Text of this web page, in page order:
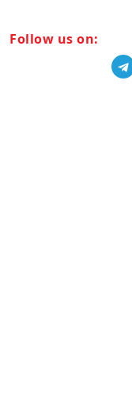
Follow us on: